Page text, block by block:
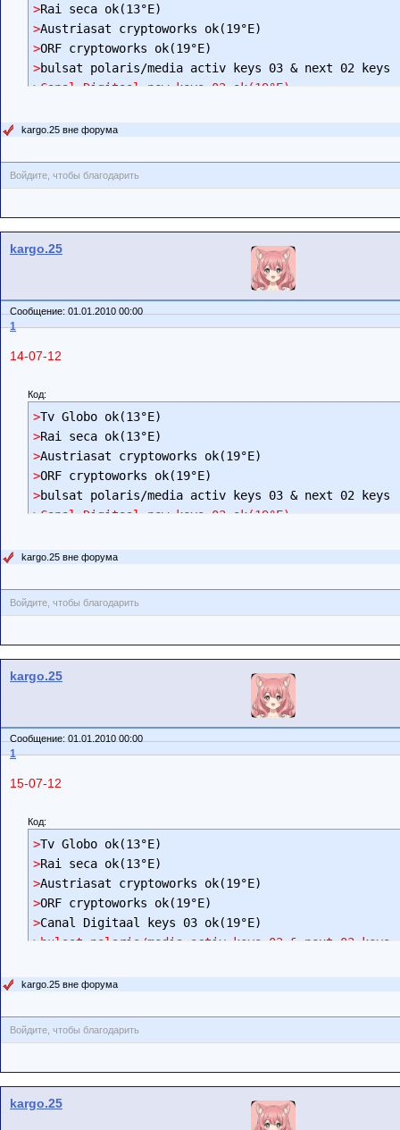
>
>
>
>
>Canal Digitaal new keys 02 ok(19°E)
kargo.25 вне форума
Войдите, чтобы благодарить
kargo.25
Сообщение: 01.01.2010 00:00
1
14-07-12
Код:
>
>
>
>
>
>Canal Digitaal new keys 03 ok(19°E)
kargo.25 вне форума
Войдите, чтобы благодарить
kargo.25
Сообщение: 01.01.2010 00:00
1
15-07-12
Код:
>
>
>
>
>
>bulsat polaris/media activ keys 02 & next 03 keys
kargo.25 вне форума
Войдите, чтобы благодарить
kargo.25